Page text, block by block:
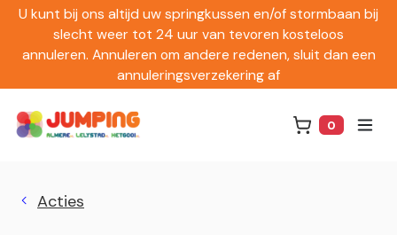
U kunt bij ons altijd uw springkussen en/of stormbaan bij
slecht weer tot 24 uur van tevoren kosteloos
annuleren. Annuleren om andere redenen, sluit dan een
annuleringsverzekering af
0
Acties